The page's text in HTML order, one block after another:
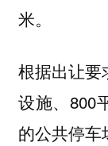
米。
根据出让要
设施、800
的公共停车